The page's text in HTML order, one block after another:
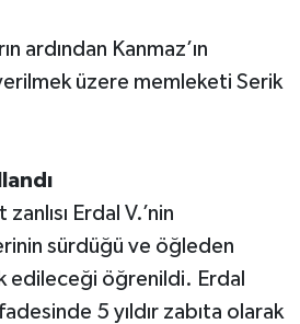
ardından Kanmaz’ın
üzere memleketi Serik
Erdal V.’nin
sürdüğü ve öğleden
edileceği öğrenildi. Erdal
5 yıldır zabıta olarak